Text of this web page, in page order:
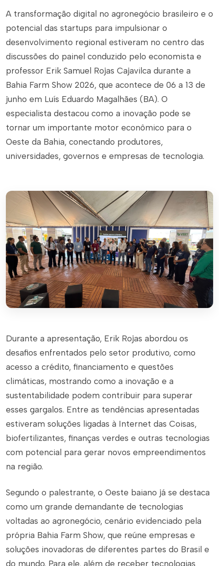
A transformação digital no agronegócio brasileiro e o
potencial das startups para impulsionar o
desenvolvimento regional estiveram no centro das
discussões do painel conduzido pelo economista e
professor Erik Samuel Rojas Cajavilca durante a
Bahia Farm Show 2026, que acontece de 06 a 13 de
junho em Luís Eduardo Magalhães (BA). O
especialista destacou como a inovação pode se
tornar um importante motor econômico para o
Oeste da Bahia, conectando produtores,
universidades, governos e empresas de tecnologia.
Durante a apresentação, Erik Rojas abordou os
desafios enfrentados pelo setor produtivo, como
acesso a crédito, financiamento e questões
climáticas, mostrando como a inovação e a
sustentabilidade podem contribuir para superar
esses gargalos. Entre as tendências apresentadas
estiveram soluções ligadas à Internet das Coisas,
biofertilizantes, finanças verdes e outras tecnologias
com potencial para gerar novos empreendimentos
na região.
Segundo o palestrante, o Oeste baiano já se destaca
como um grande demandante de tecnologias
voltadas ao agronegócio, cenário evidenciado pela
própria Bahia Farm Show, que reúne empresas e
soluções inovadoras de diferentes partes do Brasil e
do mundo. Para ele, além de receber tecnologias